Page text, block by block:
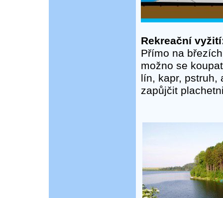
Rekreační
Přímo na
možno se
lín, kapr, pstruh,
zapůjčit